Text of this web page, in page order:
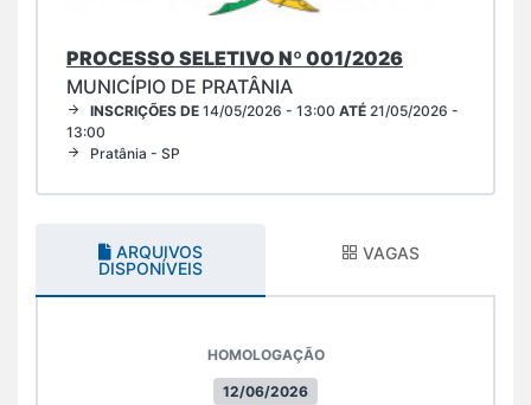
PROCESSO SELETIVO Nº 001/2026
MUNICÍPIO DE PRATÂNIA
INSCRIÇÕES DE 14/05/2026 - 13:00 ATÉ 21/05/2026 -
13:00
Pratânia - SP
ARQUIVOS
DISPONÍVEIS
VAGAS
12/06/2026
HOMOLOGAÇÃO